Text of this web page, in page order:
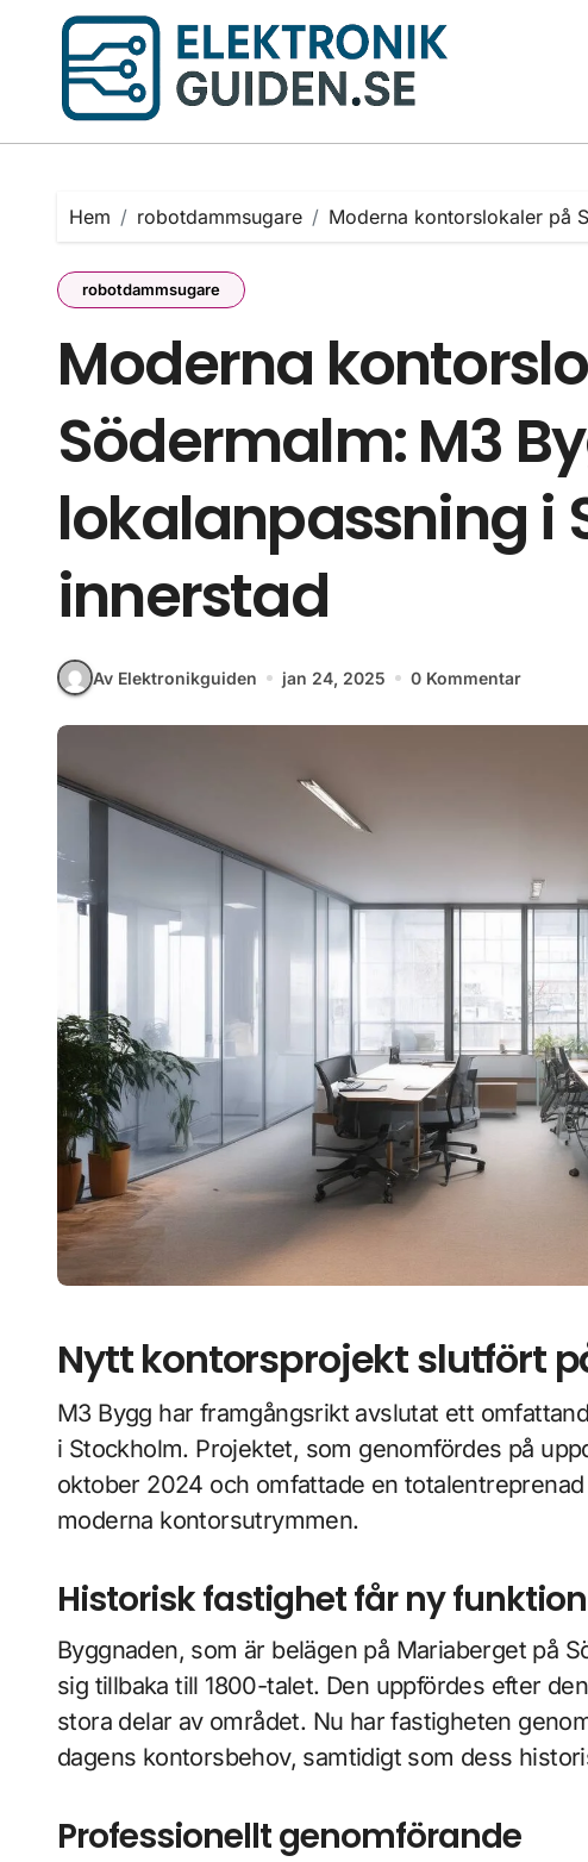
Hem robotdammsugare Moderna kontorslokaler på
robotdammsugare
Moderna
Södermalm: M3
lokalanpassning i
innerstad
Av Elektronikguiden jan 24, 2025 0 Kommentar
Nytt kontorsprojekt slutfört
M3 Bygg har framgångsrikt avslutat ett omfattande lokalanpassningsprojekt på Södermalm
i Stockholm. Projektet, som genomfördes på
oktober 2024 och omfattade en
moderna kontorsutrymmen.
Historisk fastighet får ny funktion
Byggnaden, som är belägen på Mariaberget på
sig tillbaka till 1800-talet. Den uppfördes efter
stora delar av området. Nu har fastigheten
dagens kontorsbehov, samtidigt som dess
Professionellt genomförande